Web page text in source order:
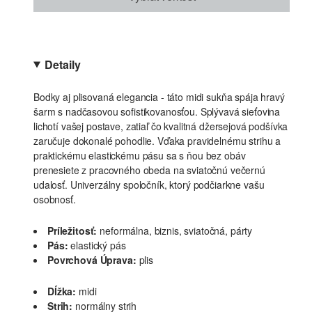
Detaily
Bodky aj plisovaná elegancia - táto midi sukňa spája hravý
šarm s nadčasovou sofistikovanosťou. Splývavá sieťovina
lichotí vašej postave, zatiaľ čo kvalitná džersejová podšívka
zaručuje dokonalé pohodlie. Vďaka pravidelnému strihu a
praktickému elastickému pásu sa s ňou bez obáv
prenesiete z pracovného obeda na sviatočnú večernú
udalosť. Univerzálny spoločník, ktorý podčiarkne vašu
osobnosť.
Príležitosť: neformálna, biznis, sviatočná, párty
Pás: elastický pás
Povrchová Úprava: plis
Dĺžka: midi
Strih: normálny strih